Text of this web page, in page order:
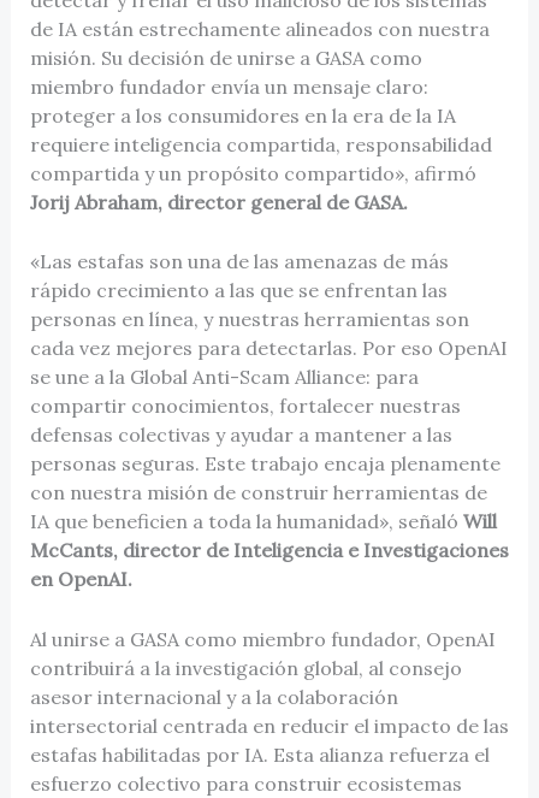
de IA están estrechamente alineados con nuestra
misión. Su decisión de unirse a GASA como
miembro fundador envía un mensaje claro:
proteger a los consumidores en la era de la IA
requiere inteligencia compartida, responsabilidad
compartida y un propósito compartido», afirmó
Jorij Abraham, director general de GASA.
«Las estafas son una de las amenazas de más
rápido crecimiento a las que se enfrentan las
personas en línea, y nuestras herramientas son
cada vez mejores para detectarlas. Por eso OpenAI
se une a la Global Anti-Scam Alliance: para
compartir conocimientos, fortalecer nuestras
defensas colectivas y ayudar a mantener a las
personas seguras. Este trabajo encaja plenamente
con nuestra misión de construir herramientas de
IA que beneficien a toda la humanidad», señaló Will
McCants, director de Inteligencia e Investigaciones
en OpenAI.
Al unirse a GASA como miembro fundador, OpenAI
contribuirá a la investigación global, al consejo
asesor internacional y a la colaboración
intersectorial centrada en reducir el impacto de las
estafas habilitadas por IA. Esta alianza refuerza el
esfuerzo colectivo para construir ecosistemas